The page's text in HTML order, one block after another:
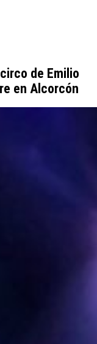
de Emilio
en Alcorcón